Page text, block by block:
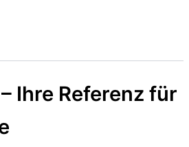
Ihre Referenz für